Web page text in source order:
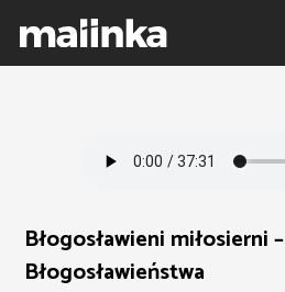
Błogosławieni miłosierni –
Błogosławieństwa